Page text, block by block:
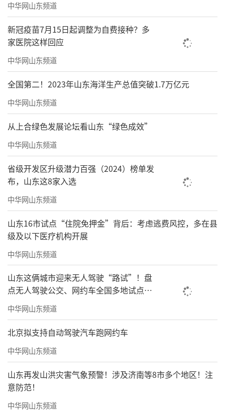
中华网山东频道
新冠疫苗7月15日起调整为自费接种？多
家医院这样回应
中华网山东频道
全国第二！2023年山东海洋生产总值突破1.7万亿元
中华网山东频道
从上合绿色发展论坛看山东“绿色成效”
中华网山东频道
省级开发区升级潜力百强（2024）榜单发
布，山东这8家入选
中华网山东频道
山东16市试点“住院免押金”背后：考虑逃费风控，多在县
级及以下医疗机构开展
中华网山东频道
山东这俩城市迎来无人驾驶“路试”！盘
点无人驾驶公交、网约车全国多地试点之
路
中华网山东频道
北京拟支持自动驾驶汽车跑网约车
中华网山东频道
山东再发山洪灾害气象预警！涉及济南等8市多个地区！注
意防范！
中华网山东频道